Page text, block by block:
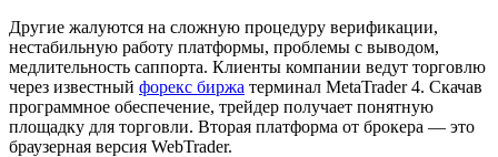
Другие жалуются на сложную процедуру верификации,
нестабильную работу платформы, проблемы с выводом,
медлительность саппорта. Клиенты компании ведут торговлю
через известный форекс биржа терминал MetaTrader 4. Скачав
программное обеспечение, трейдер получает понятную
площадку для торговли. Вторая платформа от брокера — это
браузерная версия WebTrader.